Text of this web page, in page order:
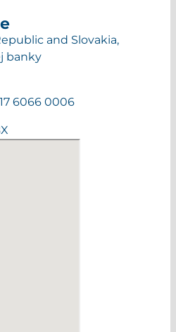
and Slovakia,
banky
6066 0006